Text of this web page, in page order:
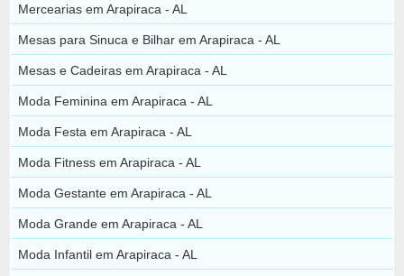
Mercearias em Arapiraca - AL
Mesas para Sinuca e Bilhar em Arapiraca - AL
Mesas e Cadeiras em Arapiraca - AL
Moda Feminina em Arapiraca - AL
Moda Festa em Arapiraca - AL
Moda Fitness em Arapiraca - AL
Moda Gestante em Arapiraca - AL
Moda Grande em Arapiraca - AL
Moda Infantil em Arapiraca - AL